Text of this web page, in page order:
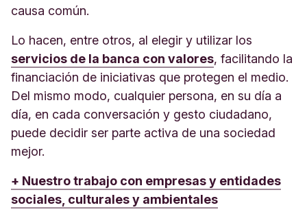
causa común.
Lo hacen, entre otros, al elegir y utilizar los
servicios de la banca con valores, facilitando la
financiación de iniciativas que protegen el medio.
Del mismo modo, cualquier persona, en su día a
día, en cada conversación y gesto ciudadano,
puede decidir ser parte activa de una sociedad
mejor.
+ Nuestro trabajo con empresas y entidades
sociales, culturales y ambientales